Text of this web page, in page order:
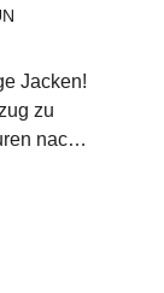
Jacken!
zu
nach
in